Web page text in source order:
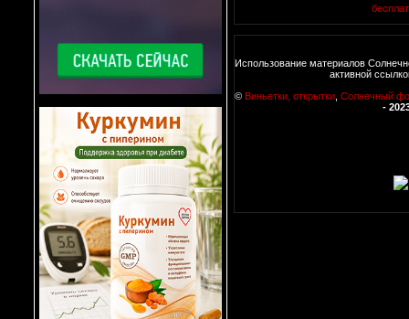
Использование материалов
активной
© Виньетки, открытки Солнечный
-